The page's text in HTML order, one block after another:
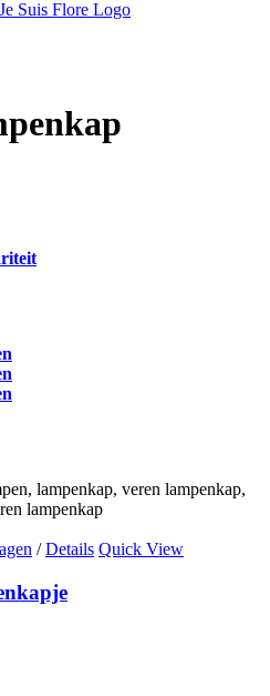
/ Details Quick View